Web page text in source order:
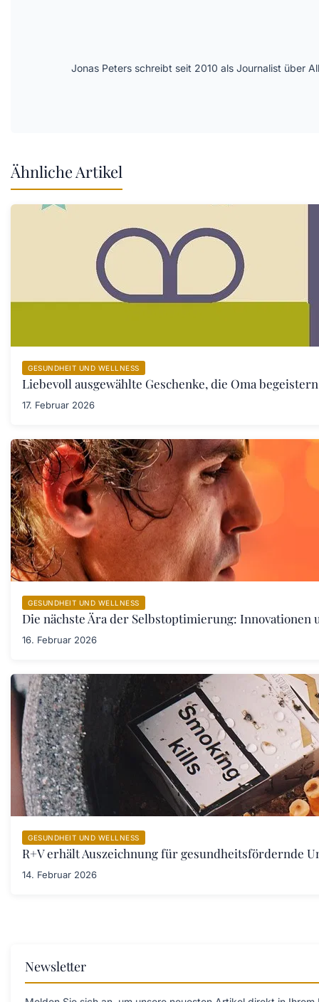
Jonas Peters schreibt seit 2010 als Journalist über
Ähnliche Artikel
GESUNDHEIT UND WELLNESS
Liebevoll ausgewählte Geschenke, die Oma
17. Februar 2026
GESUNDHEIT UND WELLNESS
Die nächste Ära der Selbstoptimierung:
16. Februar 2026
GESUNDHEIT UND WELLNESS
R+V erhält Auszeichnung für gesundheitsfördernde
14. Februar 2026
Newsletter